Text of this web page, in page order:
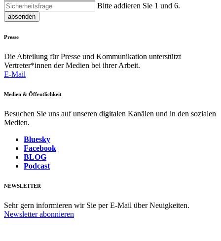
Bitte addieren Sie 1 und 6.
absenden
Presse
Die Abteilung für Presse und Kommunikation unterstützt
Vertreter*innen der Medien bei ihrer Arbeit.
E-Mail
Medien & Öffentlichkeit
Besuchen Sie uns auf unseren digitalen Kanälen und in den sozialen
Medien.
Bluesky
Facebook
BLOG
Podcast
NEWSLETTER
Sehr gern informieren wir Sie per E-Mail über Neuigkeiten.
Newsletter abonnieren